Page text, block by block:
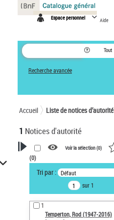
Espace personnel Aide
Tout
Recherche avancée
Accueil Liste de notices d’autorité
1 Notices d'autorité
VOTRE RECHERCHE
Recherche avancée dans les
notices d’autorité
Œuvres liées à l'auteur :
Temperton, Rod (1947-2016)
Voir la sélection (0)
(0)
Tri par : Défaut
sur 1
1
Temperton, Rod (1947-2016)
Panneau de gestion des cookies